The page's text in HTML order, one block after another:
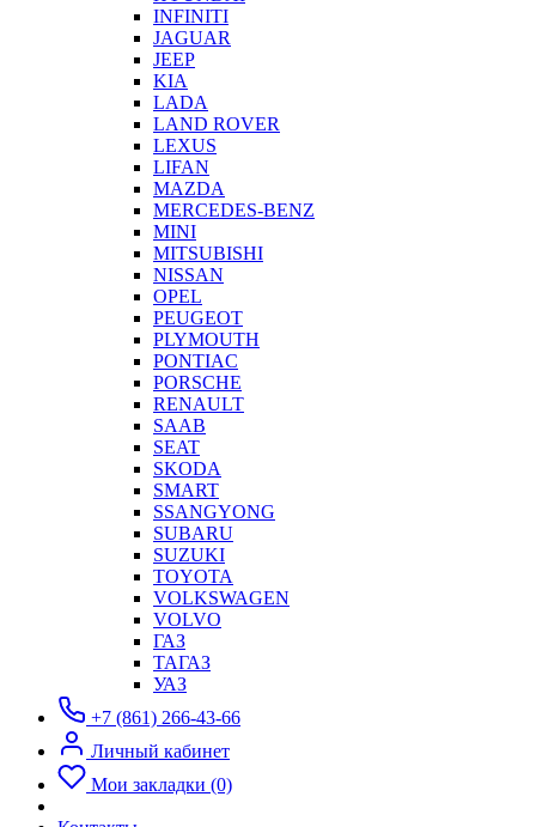
INFINITI
JAGUAR
JEEP
KIA
LADA
LAND ROVER
LEXUS
LIFAN
MAZDA
MERCEDES-BENZ
MINI
MITSUBISHI
NISSAN
OPEL
PEUGEOT
PLYMOUTH
PONTIAC
PORSCHE
RENAULT
SAAB
SEAT
SKODA
SMART
SSANGYONG
SUBARU
SUZUKI
TOYOTA
VOLKSWAGEN
VOLVO
ГАЗ
ТАГАЗ
УАЗ
+7 (861) 266-43-66
Личный кабинет
Мои закладки (0)